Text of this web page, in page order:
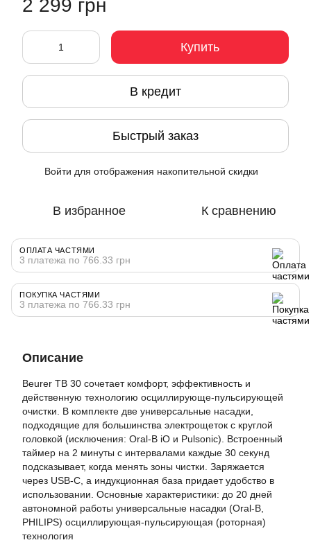
2 299 грн
Купить
В кредит
Быстрый заказ
Войти для отображения накопительной скидки
В избранное К сравнению
ОПЛАТА ЧАСТЯМИ
3 платежа по 766.33 грн
ПОКУПКА ЧАСТЯМИ
3 платежа по 766.33 грн
Описание
Beurer TB 30 сочетает комфорт, эффективность и
действенную технологию осциллирующе-пульсирующей
очистки. В комплекте две универсальные насадки,
подходящие для большинства электрощеток с круглой
головкой (исключения: Oral-B iO и Pulsonic). Встроенный
таймер на 2 минуты с интервалами каждые 30 секунд
подсказывает, когда менять зоны чистки. Заряжается
через USB-C, а индукционная база придает удобство в
использовании. Основные характеристики: до 20 дней
автономной работы универсальные насадки (Oral-B,
PHILIPS) осциллирующая-пульсирующая (роторная)
технология